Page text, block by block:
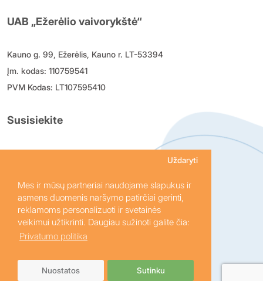
Mes ir mūsų partneriai naudojame slapukus ir
asmens duomenis naršymo patirčiai gerinti,
reklamoms personalizuoti ir svetainės
veikimui užtikrinti. Daugiau sužinoti galite čia:
Privatumo politika
Uždaryti
Nuostatos Sutinku
UAB „Ežerėlio vaivorykštė“
Kauno g. 99, Ežerėlis, Kauno r. LT-53394
Įm. kodas: 110759541
PVM Kodas: LT107595410
Susisiekite
+370 614 24 634
I-V 8:00 - 16:30 VI, VII nedirbame
© 2026 Ežerėlio vaivorykštė, UAB. Visos teisės
saugomos.